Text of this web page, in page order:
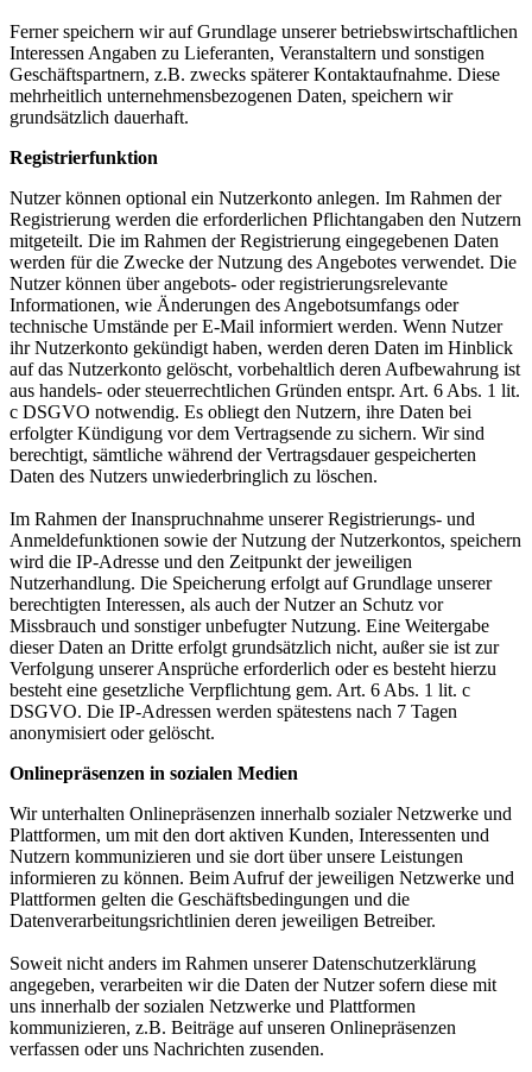
Ferner speichern wir auf Grundlage unserer betriebswirtschaftlichen
Interessen Angaben zu Lieferanten, Veranstaltern und sonstigen
Geschäftspartnern, z.B. zwecks späterer Kontaktaufnahme. Diese
mehrheitlich unternehmensbezogenen Daten, speichern wir
grundsätzlich dauerhaft.
Registrierfunktion
Nutzer können optional ein Nutzerkonto anlegen. Im Rahmen der
Registrierung werden die erforderlichen Pflichtangaben den Nutzern
mitgeteilt. Die im Rahmen der Registrierung eingegebenen Daten
werden für die Zwecke der Nutzung des Angebotes verwendet. Die
Nutzer können über angebots- oder registrierungsrelevante
Informationen, wie Änderungen des Angebotsumfangs oder
technische Umstände per E-Mail informiert werden. Wenn Nutzer
ihr Nutzerkonto gekündigt haben, werden deren Daten im Hinblick
auf das Nutzerkonto gelöscht, vorbehaltlich deren Aufbewahrung ist
aus handels- oder steuerrechtlichen Gründen entspr. Art. 6 Abs. 1 lit.
c DSGVO notwendig. Es obliegt den Nutzern, ihre Daten bei
erfolgter Kündigung vor dem Vertragsende zu sichern. Wir sind
berechtigt, sämtliche während der Vertragsdauer gespeicherten
Daten des Nutzers unwiederbringlich zu löschen.
Im Rahmen der Inanspruchnahme unserer Registrierungs- und
Anmeldefunktionen sowie der Nutzung der Nutzerkontos, speichern
wird die IP-Adresse und den Zeitpunkt der jeweiligen
Nutzerhandlung. Die Speicherung erfolgt auf Grundlage unserer
berechtigten Interessen, als auch der Nutzer an Schutz vor
Missbrauch und sonstiger unbefugter Nutzung. Eine Weitergabe
dieser Daten an Dritte erfolgt grundsätzlich nicht, außer sie ist zur
Verfolgung unserer Ansprüche erforderlich oder es besteht hierzu
besteht eine gesetzliche Verpflichtung gem. Art. 6 Abs. 1 lit. c
DSGVO. Die IP-Adressen werden spätestens nach 7 Tagen
anonymisiert oder gelöscht.
Onlinepräsenzen in sozialen Medien
Wir unterhalten Onlinepräsenzen innerhalb sozialer Netzwerke und
Plattformen, um mit den dort aktiven Kunden, Interessenten und
Nutzern kommunizieren und sie dort über unsere Leistungen
informieren zu können. Beim Aufruf der jeweiligen Netzwerke und
Plattformen gelten die Geschäftsbedingungen und die
Datenverarbeitungsrichtlinien deren jeweiligen Betreiber.
Soweit nicht anders im Rahmen unserer Datenschutzerklärung
angegeben, verarbeiten wir die Daten der Nutzer sofern diese mit
uns innerhalb der sozialen Netzwerke und Plattformen
kommunizieren, z.B. Beiträge auf unseren Onlinepräsenzen
verfassen oder uns Nachrichten zusenden.